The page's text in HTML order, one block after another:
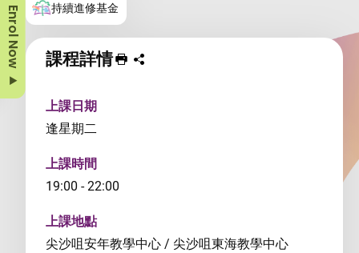
Enrol Now 課程詳情 列印 課程
分享課程至
持續進修基金
上課日期
逢星期二
上課時間
19:00 - 22:00
上課地點
尖沙咀安年教學中心 / 尖沙咀東海教學中心